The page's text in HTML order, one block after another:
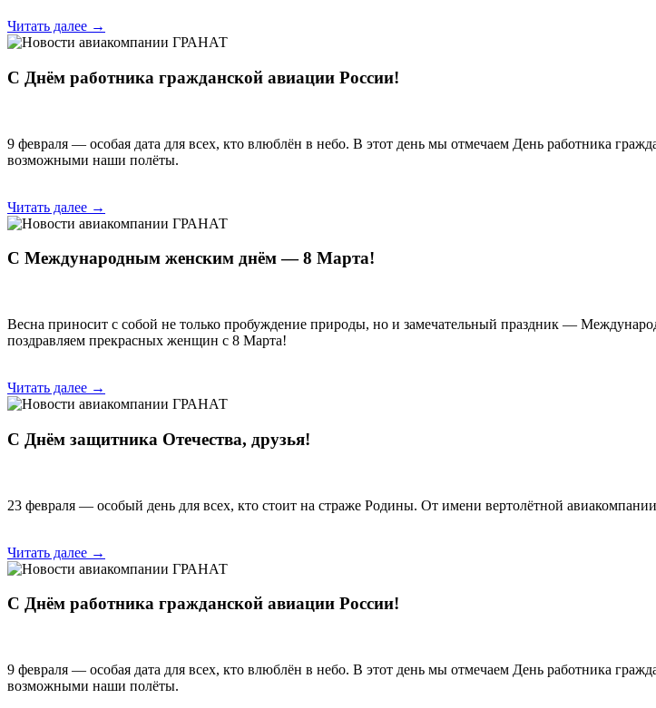
Читать далее →
С Днём работника гражданской авиации России!
9 февраля — особая дата для всех, кто влюблён в небо. В этот день мы отмечаем День работника
возможными наши полёты.
Читать далее →
С Международным женским днём — 8 Марта!
Весна приносит с собой не только пробуждение природы, но и замечательный праздник —
поздравляем прекрасных женщин с 8 Марта!
Читать далее →
С Днём защитника Отечества, друзья!
23 февраля — особый день для всех, кто стоит на страже Родины. От имени вертолётной
Читать далее →
С Днём работника гражданской авиации России!
9 февраля — особая дата для всех, кто влюблён в небо. В этот день мы отмечаем День работника
возможными наши полёты.